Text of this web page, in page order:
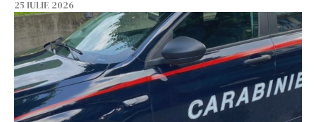
25 IULIE 2026